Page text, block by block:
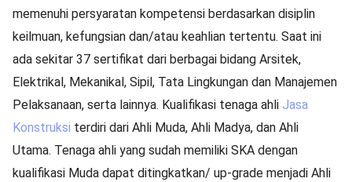
memenuhi persyaratan kompetensi berdasarkan disiplin
keilmuan, kefungsian dan/atau keahlian tertentu. Saat ini
ada sekitar 37 sertifikat dari berbagai bidang Arsitek,
Elektrikal, Mekanikal, Sipil, Tata Lingkungan dan Manajemen
Pelaksanaan, serta lainnya. Kualifikasi tenaga ahli Jasa
Konstruksi terdiri dari Ahli Muda, Ahli Madya, dan Ahli
Utama. Tenaga ahli yang sudah memiliki SKA dengan
kualifikasi Muda dapat ditingkatkan/ up-grade menjadi Ahli